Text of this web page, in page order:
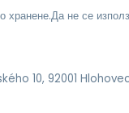
хранене.Да не се
10, 92001